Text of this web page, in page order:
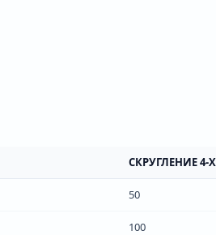
СКРУГЛЕНИЕ 4-
50
100